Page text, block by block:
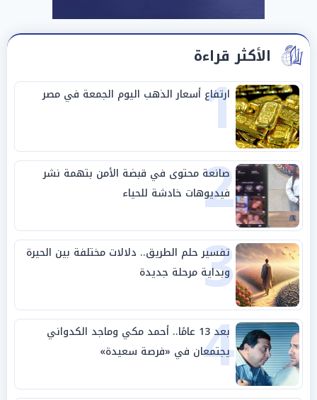
الأكثر قراءة
1
ارتفاع أسعار الذهب اليوم الجمعة في مصر
2
صانعة محتوى في قبضة الأمن بتهمة نشر
فيديوهات خادشة للحياء
3
تفسير حلم الطريق.. دلالات مختلفة بين الحيرة
وبداية مرحلة جديدة
4 بعد 13 عامًا.. أحمد مكي وماجد الكدواني
يجتمعان في «فرصة سعيدة»